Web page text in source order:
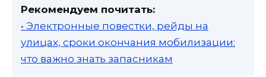
Рекомендуем почитать:
• Электронные повестки, рейды на
улицах, сроки окончания мобилизации:
что важно знать запасникам